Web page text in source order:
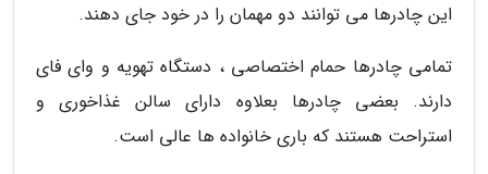
این چادرها می توانند دو مهمان را در خود جای دهند.
تمامی چادرها حمام اختصاصی ، دستگاه تهویه و وای فای
دارند. بعضی چادرها بعلاوه دارای سالن غذاخوری و
استراحت هستند که باری خانواده ها عالی است.